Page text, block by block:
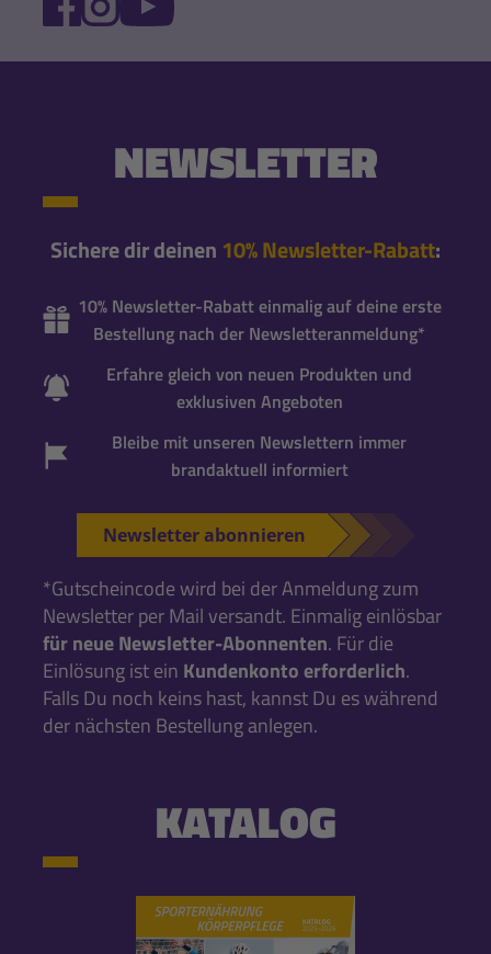
NEWSLETTER
Sichere dir deinen 10% Newsletter-Rabatt:
10% Newsletter-Rabatt einmalig auf deine erste
Bestellung nach der Newsletteranmeldung*
Erfahre gleich von neuen Produkten und
exklusiven Angeboten
Bleibe mit unseren Newslettern immer
brandaktuell informiert
Newsletter abonnieren
*Gutscheincode wird bei der Anmeldung zum
Newsletter per Mail versandt. Einmalig einlösbar
für neue Newsletter-Abonnenten. Für die
Einlösung ist ein Kundenkonto erforderlich.
Falls Du noch keins hast, kannst Du es während
der nächsten Bestellung anlegen.
KATALOG